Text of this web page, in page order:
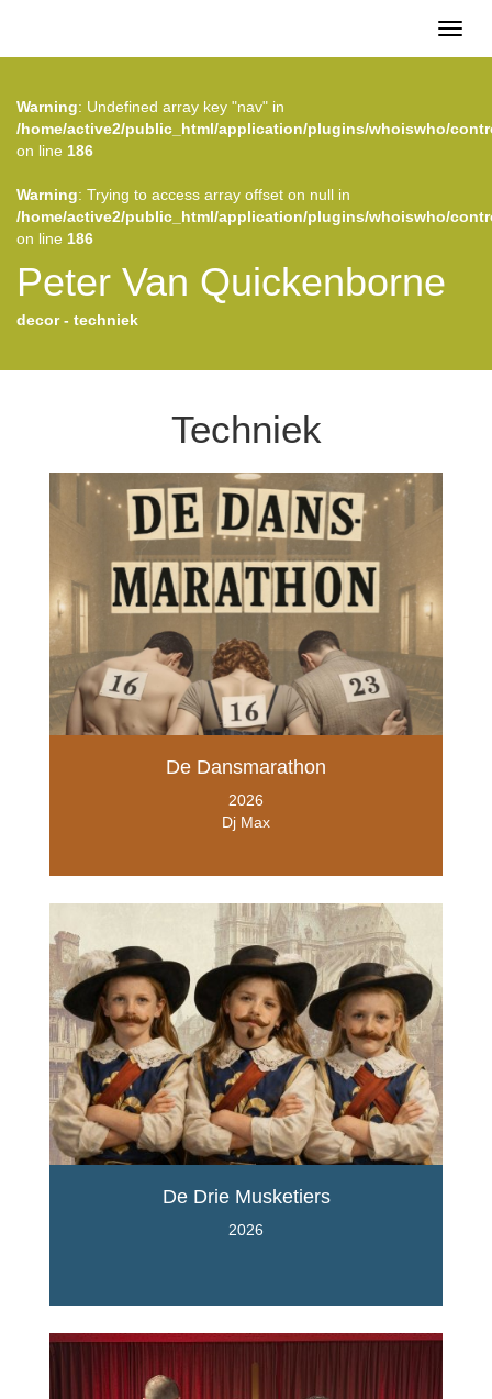
Warning: Undefined array key "nav" in
/home/active2/public_html/application/plugins/whoiswho/
on line 186
Warning: Trying to access array offset on null in
/home/active2/public_html/application/plugins/whoiswho/
on line 186
Peter Van Quickenborne
decor - techniek
Techniek
De Dansmarathon
2026
Dj Max
De Drie Musketiers
2026